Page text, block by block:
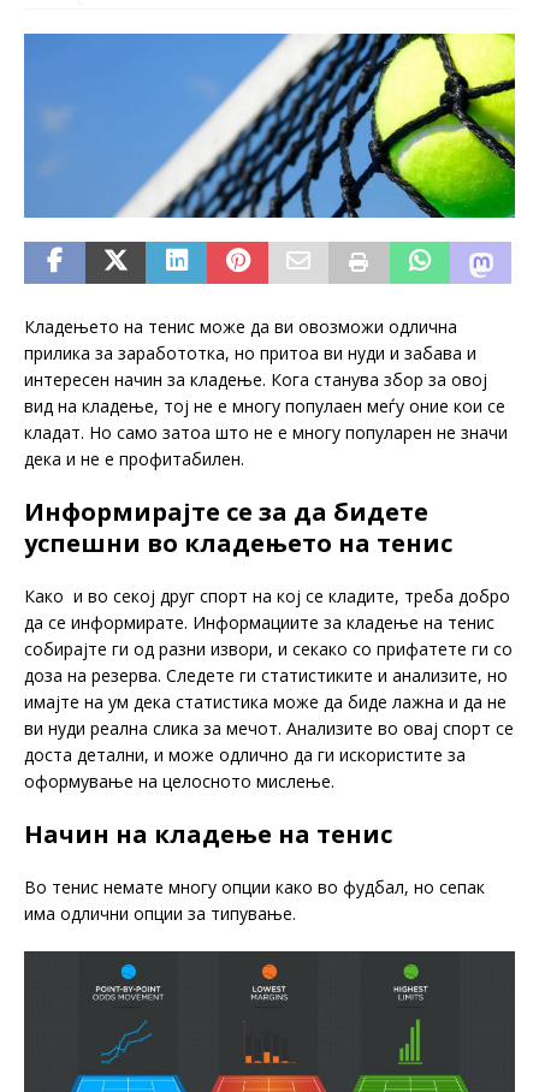
Кладењето на тенис може да ви овозможи одлична
прилика за заработотка, но притоа ви нуди и забава и
интересен начин за кладење. Кога станува збор за овој
вид на кладење, тој не е многу популаен меѓу оние кои се
кладат. Но само затоа што не е многу популарен не значи
дека и не е профитабилен.
Информирајте се за да бидете
успешни во кладењето на тенис
Како и во секој друг спорт на кој се кладите, треба добро
да се информирате. Информациите за кладење на тенис
собирајте ги од разни извори, и секако со прифатете ги со
доза на резерва. Следете ги статистиките и анализите, но
имајте на ум дека статистика може да биде лажна и да не
ви нуди реална слика за мечот. Анализите во овај спорт се
доста детални, и може одлично да ги искористите за
оформување на целосното мислење.
Начин на кладење на тенис
Во тенис немате многу опции како во фудбал, но сепак
има одлични опции за типување.